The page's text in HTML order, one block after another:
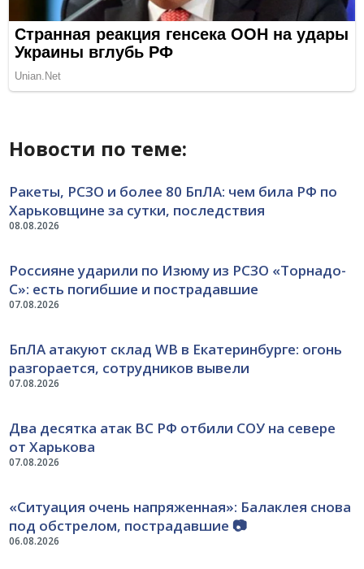
Новости по теме:
08.08.2026
Ракеты, РСЗО и более 80 БпЛА: чем била РФ по
Харьковщине за сутки, последствия
07.08.2026
Россияне ударили по Изюму из РСЗО «Торнадо-
С»: есть погибшие и пострадавшие
07.08.2026
БпЛА атакуют склад WB в Екатеринбурге: огонь
разгорается, сотрудников вывели
07.08.2026
Два десятка атак ВС РФ отбили СОУ на севере
от Харькова
06.08.2026
«Ситуация очень напряженная»: Балаклея снова
под обстрелом, пострадавшие 📷